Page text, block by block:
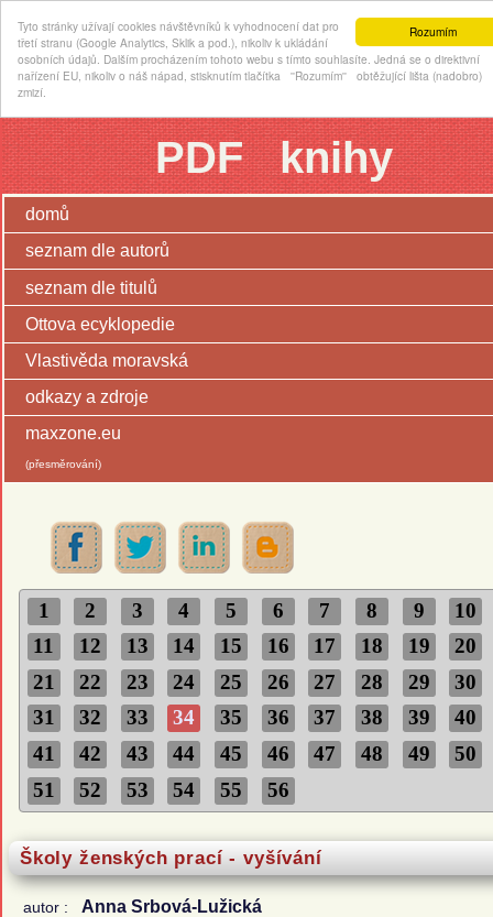
Rozumím
Tyto stránky užívají cookies návštěvníků k vyhodnocení dat pro
třetí stranu (Google Analytics, Sklik a pod.), nikoliv k ukládání
osobních údajů. Dalším procházením tohoto webu s tímto souhlasíte. Jedná se o direktivní
nařízení EU, nikoliv o náš nápad, stisknutím tlačítka ''Rozumím'' obtěžující lišta (nadobro)
zmizí.
PDF knihy
domů
seznam dle autorů
seznam dle titulů
Ottova ecyklopedie
Vlastivěda moravská
odkazy a zdroje
maxzone.eu
(přesměrování)
1 2 3 4 5 6 7 8 9
10
11
12 13 14 15 16 17 18 19
20
21
22 23 24 25 26 27 28 29
30
31
32 33 34 35 36 37 38 39
40
41
42 43 44 45 46 47 48 49
50
51
52 53 54 55 56
Školy ženských prací - vyšívání
autor : Anna Srbová-Lužická